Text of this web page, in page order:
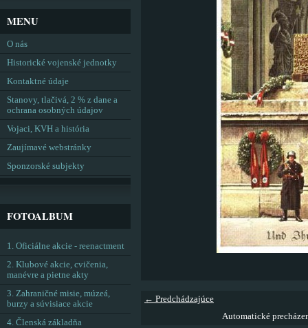
← Predchádzajúce
Automatické
MENU
O nás
Historické vojenské jednotky
Kontaktné údaje
Stanovy, tlačivá, 2 % z dane a
ochrana osobných údajov
Vojaci, KVH a história
Zaujímavé webstránky
Sponzorské subjekty
FOTOALBUM
1. Oficiálne akcie - reenactment
2. Klubové akcie, cvičenia,
manévre a pietne akty
3. Zahraničné misie, múzeá,
burzy a súvisiace akcie
4. Členská základňa